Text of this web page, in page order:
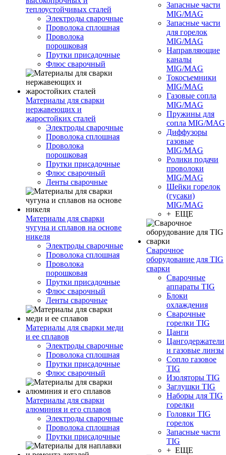
теплоустойчивых сталей
Электроды сварочные
Проволока сплошная
Проволока
порошковая
Прутки присадочные
Флюс сварочный
Материалы для сварки
нержавеющих и
жаростойких сталей
Электроды сварочные
Проволока сплошная
Проволока
порошковая
Прутки присадочные
Флюс сварочный
Ленты сварочные
Материалы для сварки
чугуна и сплавов на основе
никеля
Электроды сварочные
Проволока сплошная
Проволока
порошковая
Прутки присадочные
Флюс сварочный
Ленты сварочные
Материалы для сварки меди
и ее сплавов
Электроды сварочные
Проволока сплошная
Прутки присадочные
Флюс сварочный
Материалы для сварки
алюминия и его сплавов
Электроды сварочные
Проволока сплошная
Прутки присадочные
Запасные части
MIG/MAG
Запасные части
для горелок
MIG/MAG
Направляющие
каналы
MIG/MAG
Токосъемники
MIG/MAG
Газовые сопла
MIG/MAG
Пружины для
сопла MIG/MAG
Диффузоры
газовые
MIG/MAG
Ролики подачи
проволоки
MIG/MAG
Шейки горелок
(гусаки)
MIG/MAG
+ ЕЩЕ
Сварочное
оборудование для TIG
сварки
Сварочные
аппараты TIG
Блоки
охлаждения
Сварочные
горелки TIG
Цанги
Цангодержатели
и газовые линзы
Сопло газовое
TIG
Изоляторы TIG
Заглушки TIG
Наборы для TIG
горелки
Головки TIG
горелок
Запасные части
TIG
+ ЕЩЕ